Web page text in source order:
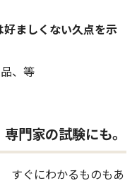
ましくない久点を示
、等
門家の試験にも。
すぐにわかるものもあ